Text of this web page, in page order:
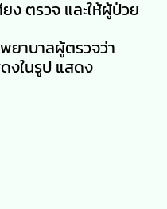
ง ตรวจ และให้ผู้ป่วย
ยาบาลผู้ตรวจว่า
งในรูป แสดง